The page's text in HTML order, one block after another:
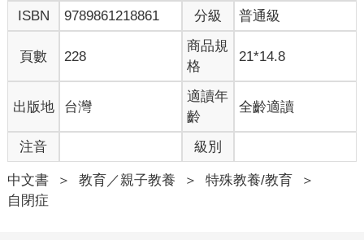
ISBN
9789861218861 分級 普通級
頁數 228
商品規
格
21*14.8
出版地 台灣
適讀年
齡
全齡適讀
注音 級別
中文書 ＞ 教育／親子教養 ＞ 特殊教養/教育
＞
自閉症